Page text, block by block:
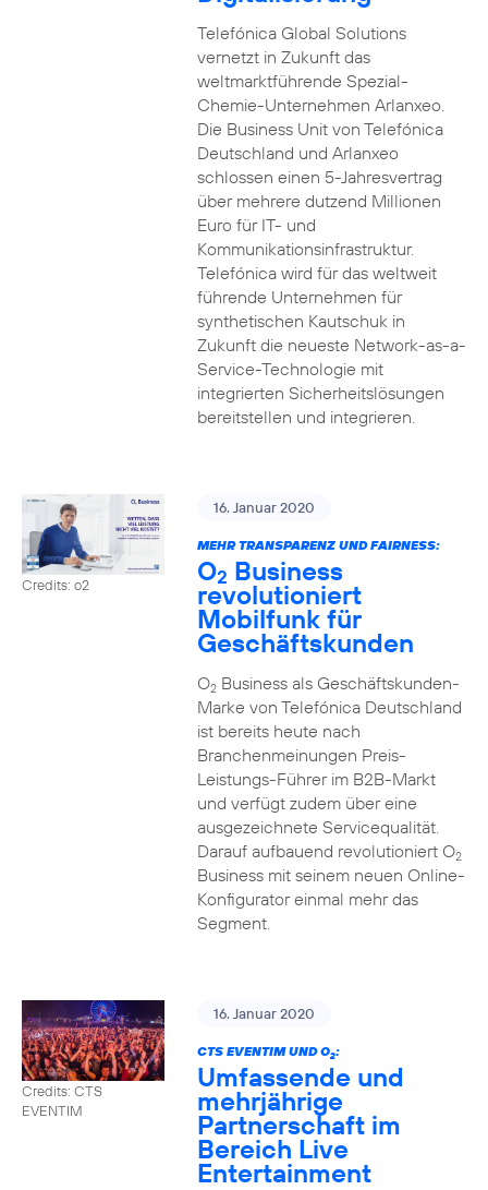
Telefónica Global Solutions
vernetzt in Zukunft das
weltmarktführende Spezial-
Chemie-Unternehmen Arlanxeo.
Die Business Unit von Telefónica
Deutschland und Arlanxeo
schlossen einen 5-Jahresvertrag
über mehrere dutzend Millionen
Euro für IT- und
Kommunikationsinfrastruktur.
Telefónica wird für das weltweit
führende Unternehmen für
synthetischen Kautschuk in
Zukunft die neueste Network-as-a-
Service-Technologie mit
integrierten Sicherheitslösungen
bereitstellen und integrieren.
Credits: o2
16. Januar 2020
MEHR TRANSPARENZ UND FAIRNESS:
O2 Business
revolutioniert
Mobilfunk für
Geschäftskunden
O2Business als Geschäftskunden-
Marke von Telefónica Deutschland
ist bereits heute nach
Branchenmeinungen Preis-
Leistungs-Führer im B2B-Markt
und verfügt zudem über eine
ausgezeichnete Servicequalität.
Darauf aufbauend revolutioniert O2
Business mit seinem neuen Online-
Konfigurator einmal mehr das
Segment.
Credits: CTS
EVENTIM
16. Januar 2020
CTS EVENTIM UND O2:
Umfassende und
mehrjährige
Partnerschaft im
Bereich Live
Entertainment